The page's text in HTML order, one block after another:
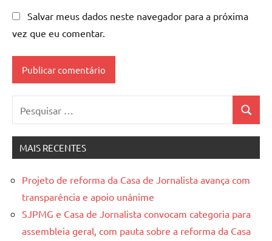
Salvar meus dados neste navegador para a próxima
vez que eu comentar.
por:
MAIS RECENTES
Projeto de reforma da Casa de Jornalista avança com
transparência e apoio unânime
SJPMG e Casa de Jornalista convocam categoria para
assembleia geral, com pauta sobre a reforma da Casa